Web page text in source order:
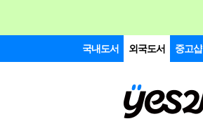
국내도서 외국도서 중고샵